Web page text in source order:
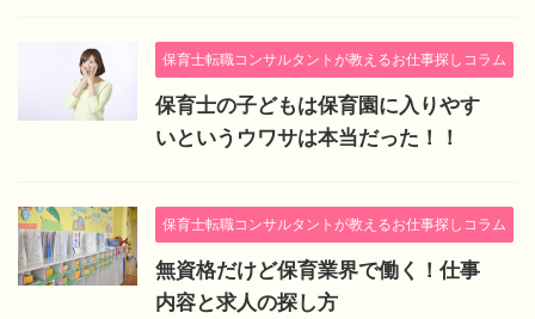
保育士転職コンサルタントが教えるお仕事探しコラム
保育士の子どもは保育園に入りやす
いというウワサは本当だった！！
保育士転職コンサルタントが教えるお仕事探しコラム
無資格だけど保育業界で働く！仕事
内容と求人の探し方